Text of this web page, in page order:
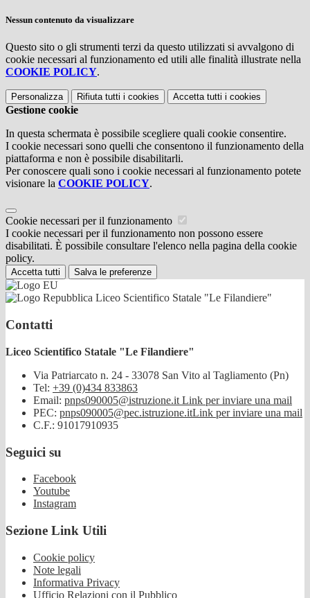
Nessun contenuto da visualizzare
Questo sito o gli strumenti terzi da questo utilizzati si avvalgono di
cookie necessari al funzionamento ed utili alle finalità illustrate nella
COOKIE POLICY.
Personalizza Rifiuta tutti i cookies Accetta tutti i cookies
Gestione cookie
In questa schermata è possibile scegliere quali cookie consentire.
I cookie necessari sono quelli che consentono il funzionamento della
piattaforma e non è possibile disabilitarli.
Per conoscere quali sono i cookie necessari al funzionamento potete
visionare la COOKIE POLICY.
Cookie necessari per il funzionamento
I cookie necessari per il funzionamento non possono essere
disabilitati. È possibile consultare l'elenco nella pagina della cookie
policy.
Accetta tutti Salva le preferenze
Liceo Scientifico Statale "Le Filandiere"
Contatti
Liceo Scientifico Statale "Le Filandiere"
Via Patriarcato n. 24 - 33078 San Vito al Tagliamento (Pn)
Tel: +39 (0)434 833863
Email: pnps090005@istruzione.it Link per inviare una mail
PEC: pnps090005@pec.istruzione.itLink per inviare una mail
C.F.: 91017910935
Seguici su
Facebook
Youtube
Instagram
Sezione Link Utili
Cookie policy
Note legali
Informativa Privacy
Ufficio Relazioni con il Pubblico